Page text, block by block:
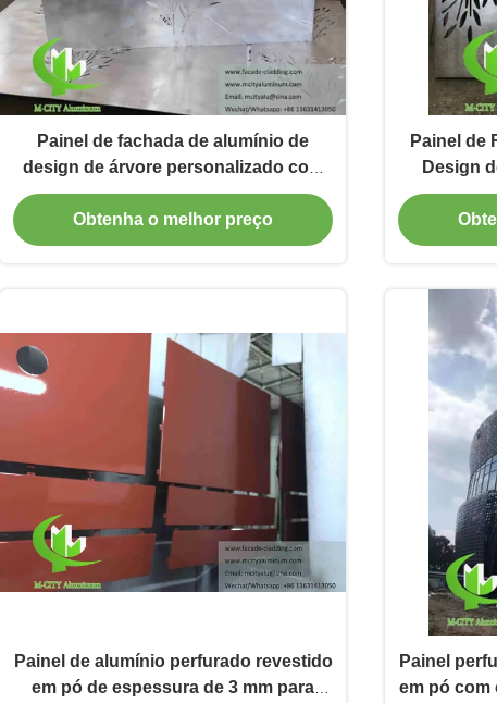
Painel de fachada de alumínio de
design de árvore personalizado com
superfície revestida em pó e tamanho
1000x1500mm para fachada de hotel
Obtenha o melhor preço
Painel de
Design
Revestido
Painel de alumínio perfurado revestido
em pó de espessura de 3 mm para
Painel
em pó com